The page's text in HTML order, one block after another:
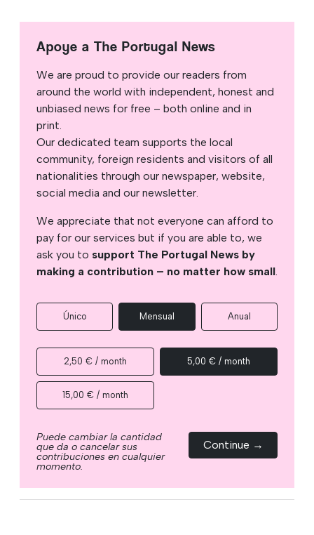
Apoye a The Portugal News
We are proud to provide our readers from
around the world with independent, honest and
unbiased news for free – both online and in
print.
Our dedicated team supports the local
community, foreign residents and visitors of all
nationalities through our newspaper, website,
social media and our newsletter.
We appreciate that not everyone can afford to
pay for our services but if you are able to, we
ask you to support The Portugal News by
making a contribution – no matter how small.
Único Mensual Anual
2,50 € / month 5,00 € / month
15,00 € / month
Puede cambiar la cantidad
que da o cancelar sus
contribuciones en cualquier
momento.
Continue →